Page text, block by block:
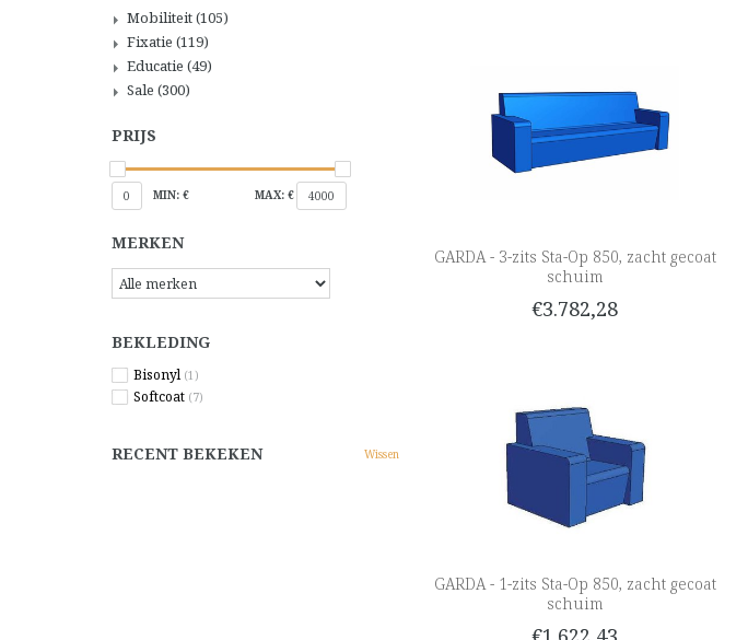
Mobiliteit(105)
Fixatie (119)
Educatie (49)
Sale (300)
PRIJS
0 MIN: € MAX: € 4000
MERKEN
BEKLEDING
Bisonyl (1)
Softcoat (7)
RECENT BEKEKEN Wissen
GARDA - 3-zits Sta-Op 850, zacht gecoat
schuim
€3.782,28
GARDA - 1-zits Sta-Op 850, zacht gecoat
schuim